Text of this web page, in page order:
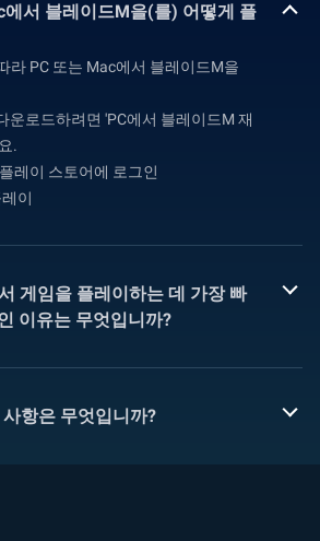
에서 블레이드M을(를) 어떻게 플
라 PC 또는 Mac에서 블레이드M을
운로드하려면 'PC에서 블레이드M 재
.
레이 스토어에 로그인
이
게임을 플레이하는 데 가장 빠
이유는 무엇입니까?
항은 무엇입니까?